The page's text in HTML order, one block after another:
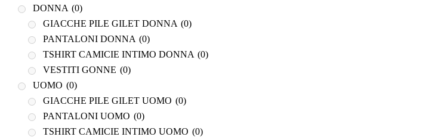
PANTALONI UOMO
ACCESSORI OUTDOOR VIAGGI(168)
... PER VIAGGIARE
BASTONCINI TREKKING E NORDIC WALKING
BINOCOLI CANNOCCHIALI TELESCOPI
BORRACCE PORTA VIVANDE
CAMPEGGIO OUTDOOR (17)
Marchi
Genere
DONNA (0)
GIACCHE PILE GILET DONNA (0)
PANTALONI DONNA (0)
TSHIRT CAMICIE INTIMO DONNA (0)
VESTITI GONNE (0)
UOMO (0)
GIACCHE PILE GILET UOMO (0)
PANTALONI UOMO (0)
TSHIRT CAMICIE INTIMO UOMO (0)